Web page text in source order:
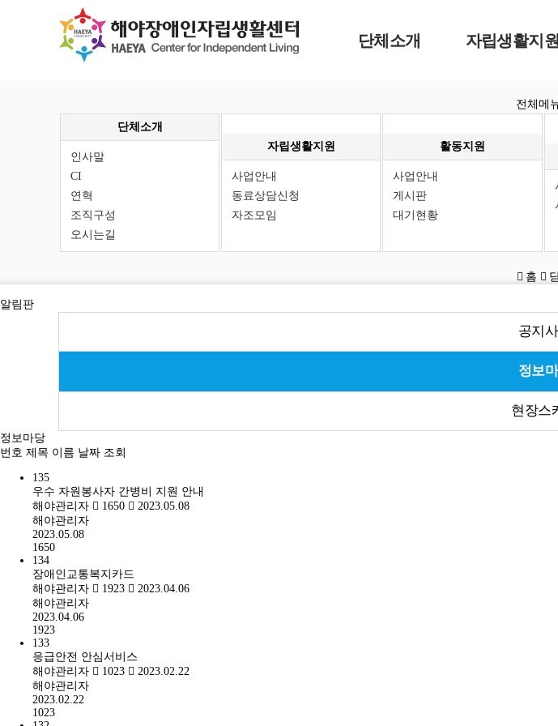
단체소개
조직구성
오시는길
자립생활지원
자조모임
전체메
단체소개
인사말
CI
연혁
조직구성
오시는길
자립생활지원
사업안내
동료상담신청
자조모임
활동지원
사업안내
게시판
대기현황
홈
알림판
공지
정보
현장스
정보마당
번호 제목 이름 날짜 조회
135
우수 자원봉사자 간병비 지원 안내
해야관리자
1650
2023.05.08
해야관리자
2023.05.08
1650
134
장애인교통복지카드
해야관리자
1923
2023.04.06
해야관리자
2023.04.06
1923
133
응급안전 안심서비스
해야관리자
1023
2023.02.22
해야관리자
2023.02.22
1023